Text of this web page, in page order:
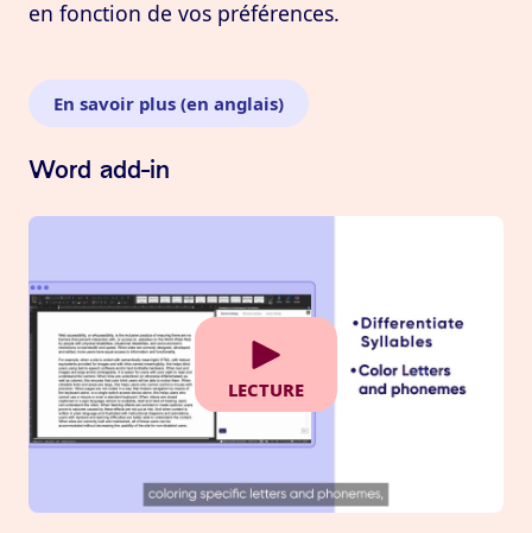
en fonction de vos préférences.
En savoir plus (en anglais)
Word add-in
lecture